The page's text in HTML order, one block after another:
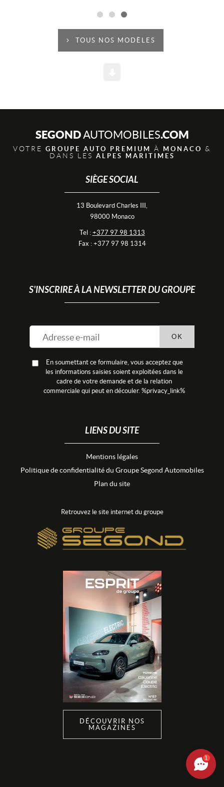
TOUS NOS MODÈLES
SEGONDAUTOMOBILES.COM
VOTRE GROUPE AUTO PREMIUM À MONACO &
DANS LES ALPES MARITIMES
SIÈGE SOCIAL
13 Boulevard Charles III,
98000 Monaco
Tel : +377 97 98 1313
Fax : +377 97 98 1314
S'INSCRIRE À LA NEWSLETTER DU GROUPE
En soumettant ce formulaire, vous acceptez que
les informations saisies soient exploitées dans le
cadre de votre demande et de la relation
commerciale qui peut en découler. %privacy_link%
OK
LIENS DU SITE
Mentions légales
Politique de confidentialité du Groupe Segond Automobiles
Plan du site
Retrouvez le site internet du groupe
DÉCOUVRIR NOS
MAGAZINES
1